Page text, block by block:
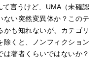
言うけど、UMA（未確認
ない突然変異体か？このテ
も知れないが、カテゴリ
除くと、ノンフィクション
著者くらいではないか？